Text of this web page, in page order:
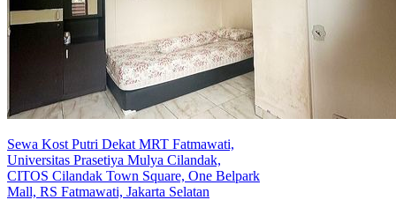
Sewa Kost Putri Dekat MRT Fatmawati,
Universitas Prasetiya Mulya Cilandak,
CITOS Cilandak Town Square, One Belpark
Mall, RS Fatmawati, Jakarta Selatan